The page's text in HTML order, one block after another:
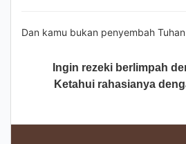
Dan kamu bukan penyembah
Ingin rezeki berlimpah
Ketahui rahasianya